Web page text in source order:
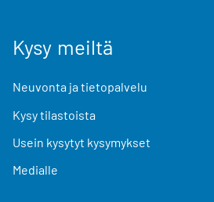
Kysy meiltä
Neuvonta ja tietopalvelu
Kysy tilastoista
Usein kysytyt kysymykset
Medialle